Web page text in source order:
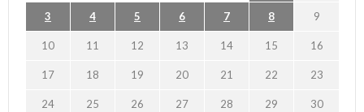
3 4 5 6 7 8 9
10 11 12 13 14 15 16
17 18 19 20 21 22 23
24 25 26 27 28 29 30